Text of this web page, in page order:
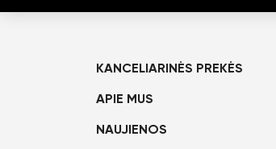
KANCELIARINĖS PREKĖS
APIE MUS
NAUJIENOS